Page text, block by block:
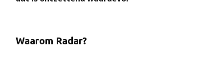
Waarom Radar?